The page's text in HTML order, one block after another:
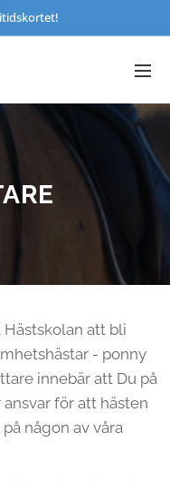
att bli
- ponny
innebär att Du på
för att hästen
någon av våra